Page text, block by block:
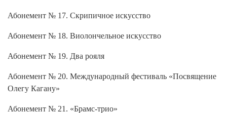
Абонемент № 17. Скрипичное искусство
Абонемент № 18. Виолончельное искусство
Абонемент № 19. Два рояля
Абонемент № 20. Международный фестиваль «Посвящение
Олегу Кагану»
Абонемент № 21. «Брамс-трио»